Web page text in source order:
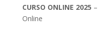
CURSO ONLINE 2025
Online